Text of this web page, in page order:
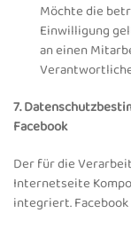
Möchte die
Einwilligung
an einen
7.
Facebook
Der für die
Internetseite
integriert.